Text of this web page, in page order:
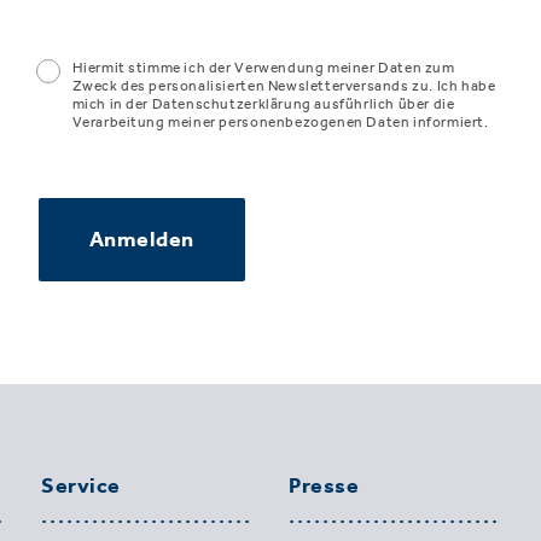
Hiermit stimme ich der Verwendung meiner Daten zum
Zweck des personalisierten Newsletterversands zu. Ich habe
mich in der Datenschutzerklärung ausführlich über die
Verarbeitung meiner personenbezogenen Daten informiert.
Anmelden
Service Presse